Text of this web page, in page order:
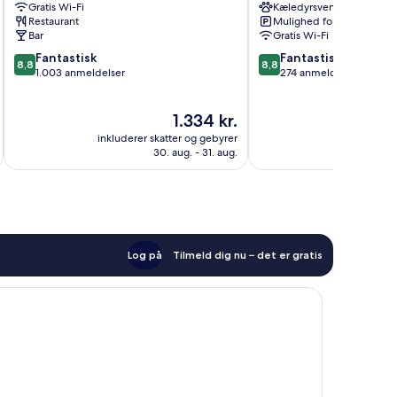
Gratis Wi-Fi
Restaurant
Bar
8.8
ud
8,8 Fantastisk
1.003 anmeldelser
Prisen
er
1.334 kr.
1.334 kr.
inkluderer skatter og gebyrer
30. aug. - 31. aug.
Jægerspris
Kæledyrsvenligt
Mulighed for parkering
Gratis Wi-Fi
8.8
ud
8,8 Fantastisk
274 anmeldelser
Log på Tilmeld dig nu – det er gratis